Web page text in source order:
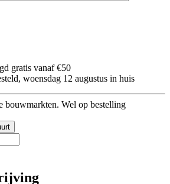
gratis vanaf €50
woensdag 12 augustus in huis
bouwmarkten. Wel op bestelling